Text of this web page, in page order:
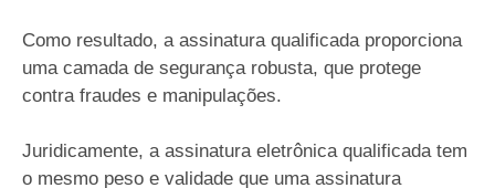
Como resultado, a assinatura qualificada proporciona
uma camada de segurança robusta, que protege
contra fraudes e manipulações.
Juridicamente, a assinatura eletrônica qualificada tem
o mesmo peso e validade que uma assinatura